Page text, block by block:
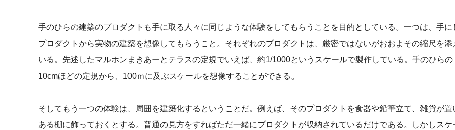
手のひらの建築のプロダクトも手に取る人々に同じような体験をしてもらうことを目的としている。一つは、手に
プロダクトから実物の建築を想像してもらうこと。それぞれのプロダクトは、厳密ではないがおおよその縮尺を添
いる。先述したマルホンまきあーとテラスの定規でいえば、約1/1000というスケールで製作している。手のひらの
10cmほどの定規から、100ｍに及ぶスケールを想像することができる。
そしてもう一つの体験は、周囲を建築化するということだ。例えば、そのプロダクトを食器や鉛筆立て、雑貨が置
ある棚に飾っておくとする。普通の見方をすればただ一緒にプロダクトが収納されているだけである。しかしスケ